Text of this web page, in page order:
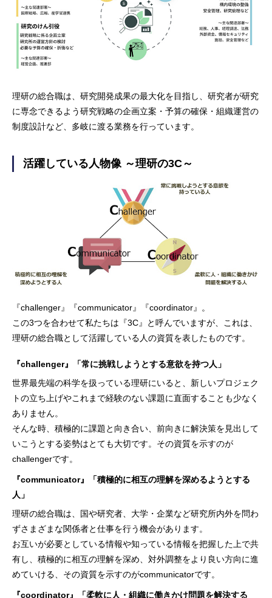
理研の総合職は、研究開発成果の最大化を目指し、研究者が研究
に専念できるよう研究戦略の企画立案・予算の確保・組織運営の
制度設計など、多岐に渡る業務を行っています。
活躍している人物像 ～理研の3C～
『challenger』『communicator』『coordinator』。
この3つを合わせて私たちは『3C』と呼んでいますが、これは、
理研の総合職として活躍している人の資質を表したものです。
『challenger』「常に挑戦しようとする意欲を持つ人」
世界最先端の科学を扱っている理研にいると、新しいプロジェク
トの立ち上げやこれまで経験のない課題に直面することも少なく
ありません。
そんな時、積極的に課題と向き合い、前向きに解決策を見出して
いこうとする姿勢はとても大切です。その資質を示すのが
challengerです。
『communicator』「積極的に相互の理解を深めるようとする
人」
理研の総合職は、国や研究者、大学・企業など研究所内外を問わ
ずさまざまな関係者と仕事を行う機会があります。
お互いが必要としている情報や知っている情報を把握した上で共
有し、積極的に相互の理解を深め、対外調整をより良い方向に進
めていける、その資質を示すのがcommunicatorです。
『coordinator』「柔軟に人・組織に働きかけ問題を解決する